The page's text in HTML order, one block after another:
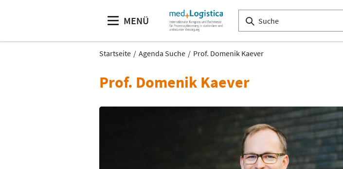
MENÜ
Startseite Agenda Suche Prof. Domenik Kaever
Prof. Domenik Kaever